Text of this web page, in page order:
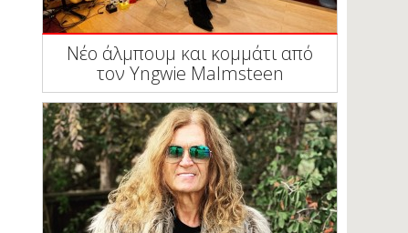
Νέο άλμπουμ και κομμάτι από
τον Yngwie Malmsteen